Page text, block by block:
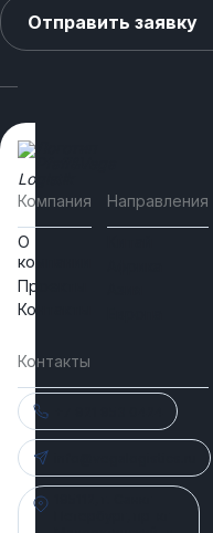
Отправить заявку
Компания
О
компании
Проекты
Контакты
Направления
Контакты